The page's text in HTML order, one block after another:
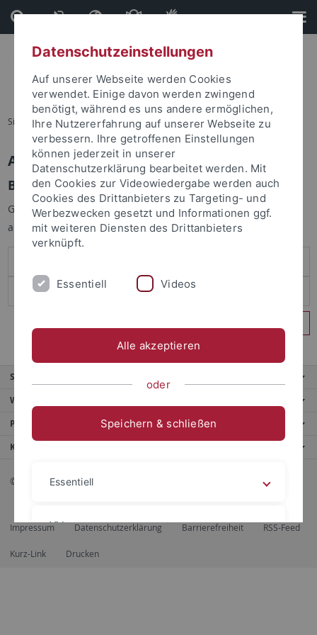
Direkt
zum
Inhalt
Direkt
zur
Fußleiste
Sie sind hier: Startseite
Anmelden
Benutzeranmeldung
Geben Sie Ihren Benutzernamen und Ihr Passwort an um sich
anzumelden:
Service
Weitere Angebote
Portale
Kontaktinfo
© 2026 Eberhard Karls Universität Tübingen, Tübingen
Impressum Datenschutzerklärung Barrierefreiheit RSS-Feed
Kurz-Link Drucken
Datenschutzeinstellungen
Auf unserer Webseite werden Cookies
verwendet. Einige davon werden zwingend
benötigt, während es uns andere ermöglichen,
Ihre Nutzererfahrung auf unserer Webseite zu
verbessern. Ihre getroffenen Einstellungen
können jederzeit in unserer
Datenschutzerklärung bearbeitet werden. Mit
den Cookies zur Videowiedergabe werden auch
Cookies des Drittanbieters zu Targeting- und
Werbezwecken gesetzt und Informationen ggf.
mit weiteren Diensten des Drittanbieters
verknüpft.
Essentiell Videos
Alle akzeptieren
oder
Speichern & schließen
Essentiell
Videos